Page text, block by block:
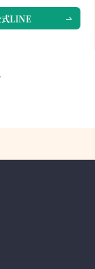
式LINE